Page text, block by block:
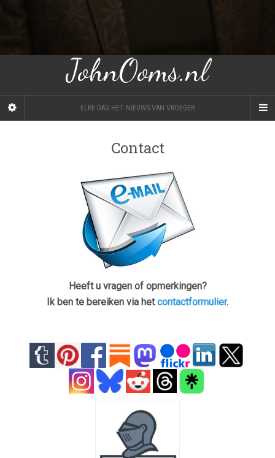
JohnOoms.nl
ELKE DAG HET NIEUWS VAN VROEGER
Contact
Heeft u vragen of opmerkingen?
Ik ben te bereiken via hetcontactformulier.